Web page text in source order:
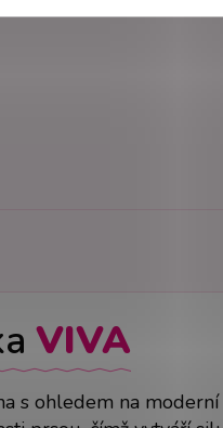
VIVA
s ohledem na